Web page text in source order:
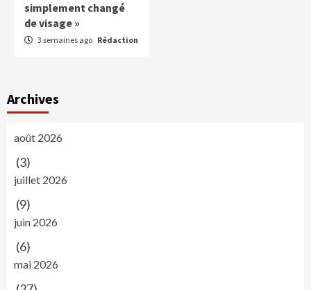
simplement changé
de visage »
3 semaines ago Rédaction
Archives
août 2026
(3)
juillet 2026
(9)
juin 2026
(6)
mai 2026